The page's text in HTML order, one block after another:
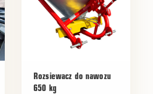
Rozsiewacz do nawozu
650 kg